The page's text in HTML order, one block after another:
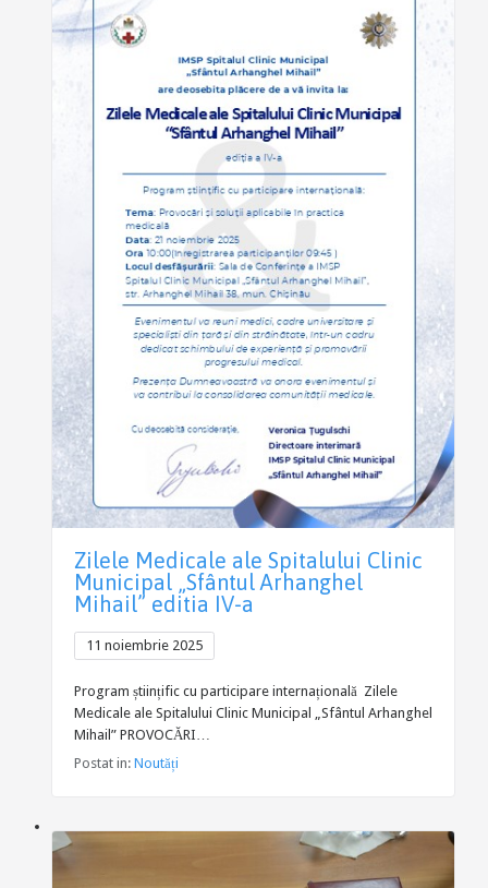
Zilele Medicale ale Spitalului Clinic
Municipal „Sfântul Arhanghel
Mihail” editia IV-a
11 noiembrie 2025
Program științific cu participare internațională Zilele
Medicale ale Spitalului Clinic Municipal „Sfântul Arhanghel
Mihail” PROVOCĂRI…
Postat in: Noutăți